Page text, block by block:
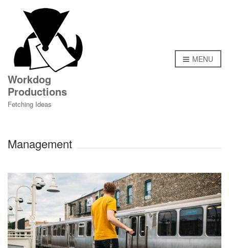
Workdog
Productions
Fetching Ideas
MENU
Management